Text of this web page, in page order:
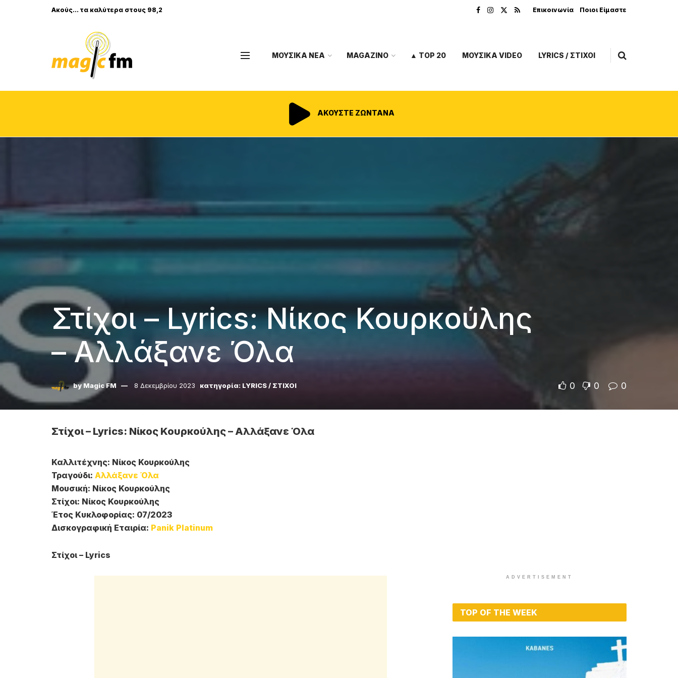
Ακούς... τα καλύτερα στους 98,2 Επικοινωνία Ποιοι Είμαστε
ΜΟΥΣΙΚΑ ΝΕΑ MAGAZINO ▲ TOP 20 ΜΟΥΣΙΚΑ VIDEO LYRICS / ΣΤΙΧΟΙ
ΑΚΟΥΣΤΕ ΖΩΝΤΑΝΑ
Στίχοι – Lyrics: Νίκος Κουρκούλης
– Αλλάξανε Όλα
by Magic FM 8 Δεκεμβρίου 2023 κατηγορία: LYRICS / ΣΤΙΧΟΙ 0 0 0
Στίχοι – Lyrics: Νίκος Κουρκούλης – Αλλάξανε Όλα
Καλλιτέχνης: Νίκος Κουρκούλης
Τραγούδι: Αλλάξανε Όλα
Μουσική: Νίκος Κουρκούλης
Στίχοι: Νίκος Κουρκούλης
Έτος Κυκλοφορίας: 07/2023
Δισκογραφική Εταιρία: Panik Platinum
Στίχοι – Lyrics
ADVERTISEMENT
TOP OF THE WEEK